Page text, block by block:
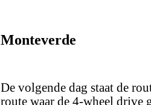
Monteverde
De volgende dag staat de
route waar de 4-wheel drive